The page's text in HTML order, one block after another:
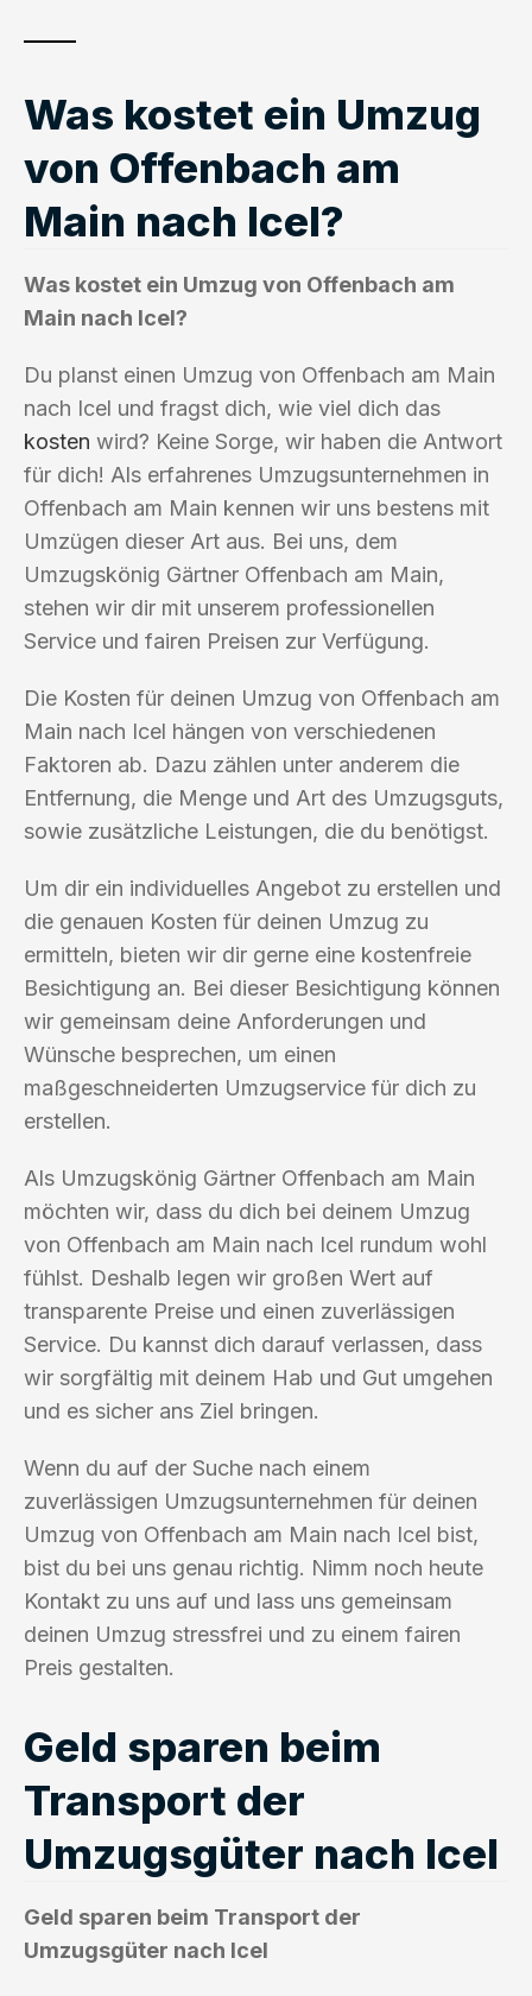
Was kostet ein Umzug
von Offenbach am
Main nach Icel?
Was kostet ein Umzug von Offenbach am
Main nach Icel?
Du planst einen Umzug von Offenbach am Main
nach Icel und fragst dich, wie viel dich das
kosten wird? Keine Sorge, wir haben die Antwort
für dich! Als erfahrenes Umzugsunternehmen in
Offenbach am Main kennen wir uns bestens mit
Umzügen dieser Art aus. Bei uns, dem
Umzugskönig Gärtner Offenbach am Main,
stehen wir dir mit unserem professionellen
Service und fairen Preisen zur Verfügung.
Die Kosten für deinen Umzug von Offenbach am
Main nach Icel hängen von verschiedenen
Faktoren ab. Dazu zählen unter anderem die
Entfernung, die Menge und Art des Umzugsguts,
sowie zusätzliche Leistungen, die du benötigst.
Um dir ein individuelles Angebot zu erstellen und
die genauen Kosten für deinen Umzug zu
ermitteln, bieten wir dir gerne eine kostenfreie
Besichtigung an. Bei dieser Besichtigung können
wir gemeinsam deine Anforderungen und
Wünsche besprechen, um einen
maßgeschneiderten Umzugservice für dich zu
erstellen.
Als Umzugskönig Gärtner Offenbach am Main
möchten wir, dass du dich bei deinem Umzug
von Offenbach am Main nach Icel rundum wohl
fühlst. Deshalb legen wir großen Wert auf
transparente Preise und einen zuverlässigen
Service. Du kannst dich darauf verlassen, dass
wir sorgfältig mit deinem Hab und Gut umgehen
und es sicher ans Ziel bringen.
Wenn du auf der Suche nach einem
zuverlässigen Umzugsunternehmen für deinen
Umzug von Offenbach am Main nach Icel bist,
bist du bei uns genau richtig. Nimm noch heute
Kontakt zu uns auf und lass uns gemeinsam
deinen Umzug stressfrei und zu einem fairen
Preis gestalten.
Geld sparen beim
Transport der
Umzugsgüter nach Icel
Geld sparen beim Transport der
Umzugsgüter nach Icel